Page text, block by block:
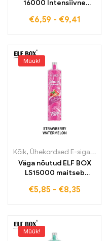
16000 Intensiivne
jahe 16000 tõmmet
€6,59 - €9,41
Müük!
Kõik, Ühekordsed E-sigaretid
Väga nõutud ELF BOX
LS15000 maitseb
kvaliteeti parima
€5,85 - €8,35
Müük!